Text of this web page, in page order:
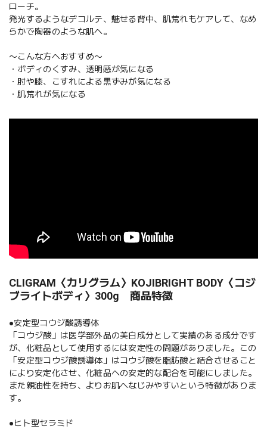
ローチ。
発光するようなデコルテ、魅せる背中、肌荒れもケアして、なめ
らかで陶器のような肌へ。
〜こんな方へおすすめ〜
・ボディのくすみ、透明感が気になる
・肘や膝、こすれによる黒ずみが気になる
・肌荒れが気になる
CLIGRAM〈カリグラム〉KOJIBRIGHT BODY〈コジ
ブライトボディ〉300g 商品特徴
●安定型コウジ酸誘導体
「コウジ酸」は医学部外品の美白成分として実績のある成分です
が、化粧品として使用するには安定性の問題がありました。この
「安定型コウジ酸誘導体」はコウジ酸を脂肪酸と結合させること
により安定化させ、化粧品への安定的な配合を可能にしました。
また親油性を持ち、よりお肌へなじみやすいという特徴がありま
す。
●ヒト型セラミド